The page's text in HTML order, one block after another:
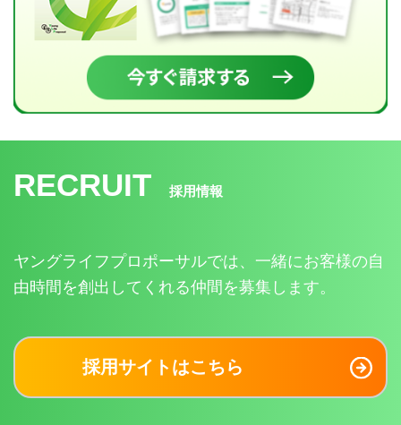
RECRUIT 採用情報
ヤングライフプロポーサルでは、一緒にお客様の自
由時間を創出してくれる仲間を募集します。
採用サイトはこちら